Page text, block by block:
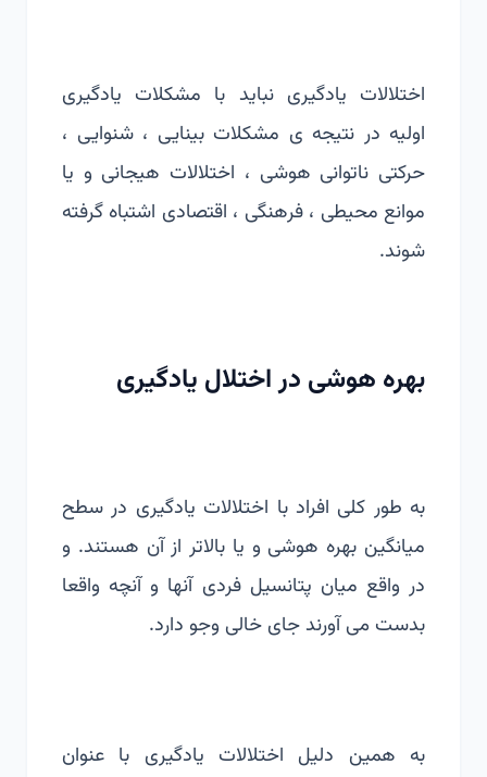
اختلالات یادگیری نباید با مشکلات یادگیری
اولیه در نتیجه ی مشکلات بینایی ، شنوایی ،
حرکتی ناتوانی هوشی ، اختلالات هیجانی و یا
موانع محیطی ، فرهنگی ، اقتصادی اشتباه گرفته
شوند.
بهره هوشی در اختلال یادگیری
به طور کلی افراد با اختلالات یادگیری در سطح
میانگین بهره هوشی و یا بالاتر از آن هستند. و
در واقع میان پتانسیل فردی آنها و آنچه واقعا
بدست می آورند جای خالی وجو دارد.
به همین دلیل اختلالات یادگیری با عنوان